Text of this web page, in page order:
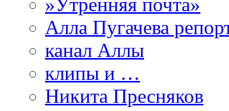
Алла Пугачева
канал Аллы
клипы и …
Никита Пресняков